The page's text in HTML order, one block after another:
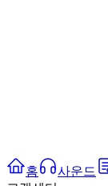
홈 사운드